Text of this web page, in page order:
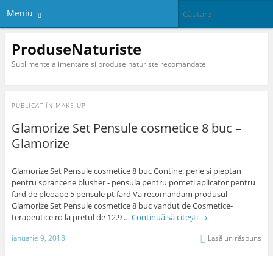
Meniu
ProduseNaturiste
Suplimente alimentare si produse naturiste recomandate
PUBLICAT ÎN MAKE-UP
Glamorize Set Pensule cosmetice 8 buc –
Glamorize
Glamorize Set Pensule cosmetice 8 buc Contine: perie si pieptan
pentru sprancene blusher - pensula pentru pometi aplicator pentru
fard de pleoape 5 pensule pt fard Va recomandam produsul
Glamorize Set Pensule cosmetice 8 buc vandut de Cosmetice-
terapeutice.ro la pretul de 12.9 … Continuă să citești →
ianuarie 9, 2018 Lasă un răspuns